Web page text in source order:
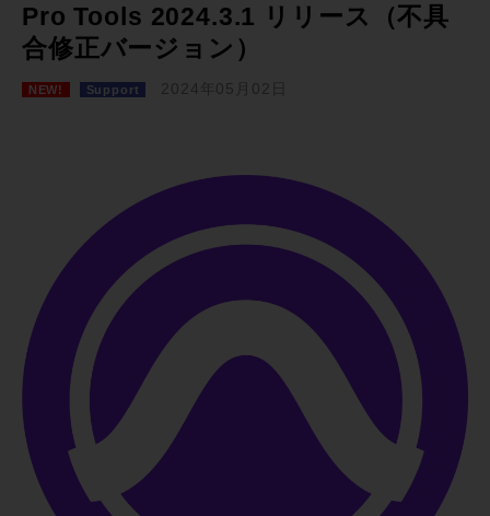
Pro Tools 2024.3.1 リリース（不具
合修正バージョン）
NEW! Support 2024年05月02日